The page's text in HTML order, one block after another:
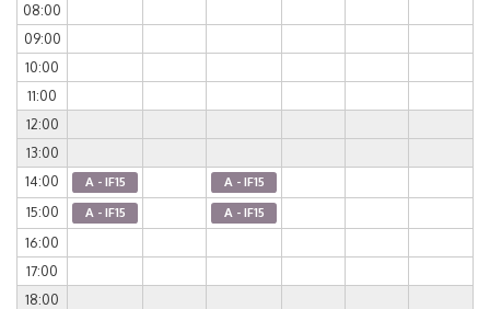
08:00
09:00
10:00
11:00
12:00
13:00
14:00
A - IF15 A - IF15
15:00 A - IF15 A - IF15
16:00
17:00
18:00